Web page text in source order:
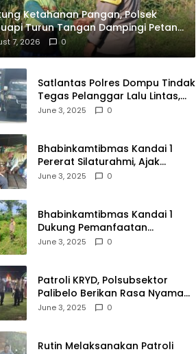
Ketahanan Pangan, Polsek
Turun Tangan Dampingi Petani
Karang Bongkot
7, 2026 0
Satlantas Polres Dompu Tindak
Tegas Pelanggar Lalu Lintas,
Mobil Bodong, dan Kendaraan
June 3, 2025 0
Bhabinkamtibmas Kandai 1
Pererat Silaturahmi, Ajak
Warga Jaga Keamanan
June 3, 2025 0
Bhabinkamtibmas Kandai 1
Dukung Pemanfaatan
Pekarangan untuk Ketahanan
June 3, 2025 0
Patroli KRYD, Polsubsektor
Palibelo Berikan Rasa Nyaman
Bagi Masyarakat dan
June 3, 2025 0
Rutin Melaksanakan Patroli